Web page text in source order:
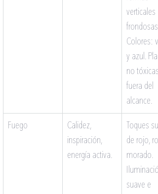
verticales
frondosas.
Colores:
y azul.
no tóxicas
fuera del
alcance.
Fuego
Calidez,
inspiración,
energía activa.
Toques
de rojo,
morado.
suave e